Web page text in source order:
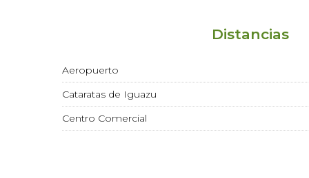
Distancias
Aeropuerto
Cataratas de Iguazu
Centro Comercial